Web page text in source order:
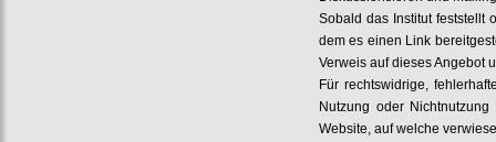
Sobald das Institut feststellt
dem es einen Link
Verweis auf dieses Angebot
Für rechtswidrige,
Nutzung oder
Website, auf welche